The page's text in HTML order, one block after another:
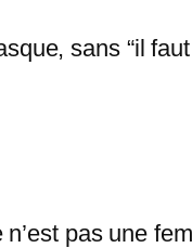
sans “il
pas une